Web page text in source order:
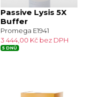
Passive Lysis 5X
Buffer
Promega E1941
3 444,00 Kč bez DPH
5 DNŮ